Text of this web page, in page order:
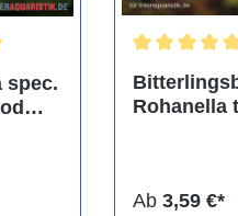
Bewertung von 5 von 5
spec.
Rohanella
Ab 3,59 €*